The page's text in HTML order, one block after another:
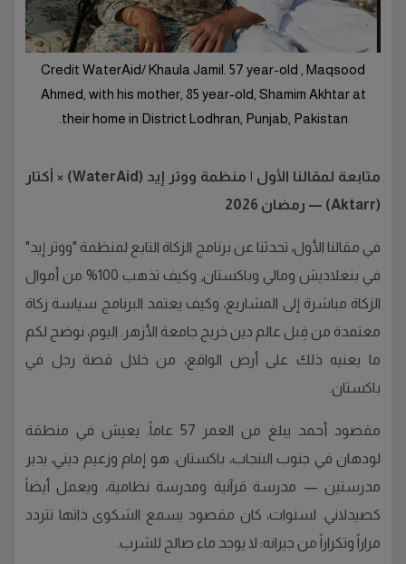
Credit WaterAid/ Khaula Jamil. 57 year-old , Maqsood
Ahmed, with his mother, 85 year-old, Shamim Akhtar at
their home in District Lodhran, Punjab, Pakistan.
متابعة لمقالنا الأول | منظمة ووتر إيد (WaterAid) × أكتار
(Aktarr) — رمضان 2026
في مقالنا الأول، تحدثنا عن برنامج الزكاة التابع لمنظمة "ووتر إيد"
في بنغلاديش ومالي وباكستان, وكيف تذهب 100% من أموال
الزكاة مباشرة إلى المشاريع، وكيف يعتمد البرنامج سياسة زكاة
معتمدة من قِبل عالم دين خريج جامعة الأزهر. اليوم، نوضح لكم
ما يعنيه ذلك على أرض الواقع، من خلال قصة رجل في
باكستان.
مقصود أحمد يبلغ من العمر 57 عاماً. يعيش في منطقة
لودهان في جنوب البنجاب، باكستان. هو إمام وزعيم ديني، يدير
مدرستين — مدرسة قرآنية ومدرسة نظامية، ويعمل أيضاً
كصيدلاني. لسنوات، كان مقصود يسمع الشكوى ذاتها تتردد
مراراً وتكراراً من جيرانه: لا يوجد ماء صالح للشرب.